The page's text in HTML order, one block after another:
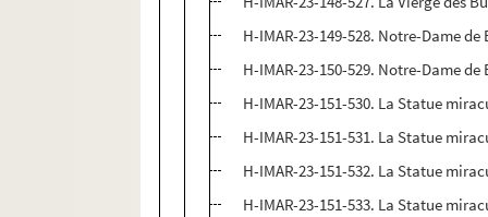
H-IMAR-23-149-528. Notre-Dame
H-IMAR-23-150-529. Notre-Dame
H-IMAR-23-151-530. La Statue
H-IMAR-23-151-531. La Statue
H-IMAR-23-151-532. La Statue
H-IMAR-23-151-533. La Statue